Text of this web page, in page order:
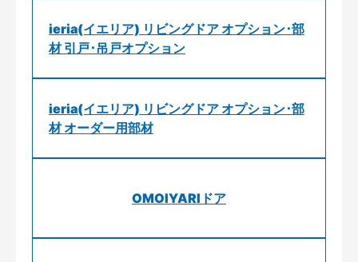
ieria(イエリア) リビングドア オプション･部
材 引戸･吊戸オプション
ieria(イエリア) リビングドア オプション･部
材 オーダー用部材
OMOIYARIドア